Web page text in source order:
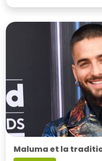
Maluma et la